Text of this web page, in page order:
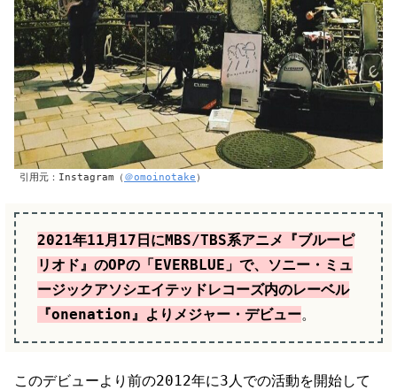
引用元：Instagram（ ＠omoinotake ）
2021年11月17日にMBS/TBS系アニメ『ブルーピ
リオド』のOPの「EVERBLUE」で、ソニー・ミュ
ージックアソシエイテッドレコーズ内のレーベル
『onenation』よりメジャー・デビュー。
このデビューより前の2012年に3人での活動を開始して